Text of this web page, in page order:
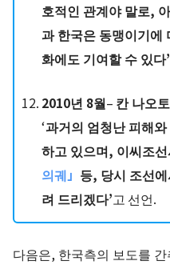
호적인 관계야 말로,
과 한국은 동맹이기에
화에도 기여할 수 있다’
2010년 8월– 칸 나오
‘과거의 엄청난 피해
하고 있으며, 이씨조
의궤」 등, 당시 조선
려 드리겠다’고 선언.
다음은, 한국측의 보도를